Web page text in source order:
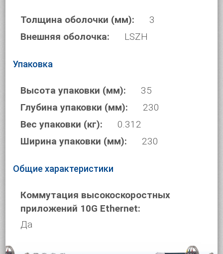
Толщина оболочки (мм):
3
Внешняя оболочка:
LSZH
Упаковка
Высота упаковки (мм):
35
Глубина упаковки (мм):
230
Вес упаковки (кг):
0.312
Ширина упаковки (мм):
230
Общие характеристики
Коммутация высокоскоростных
приложений 10G Ethernet:
Да